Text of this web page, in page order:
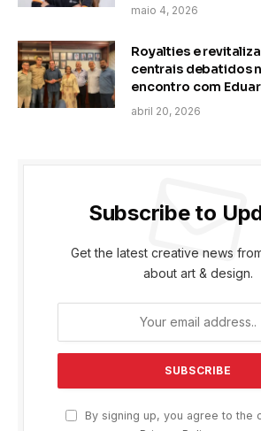
maio 4, 2026
Royalties e
centrais debatidos
encontro com
abril 20, 2026
Subscribe to
Get the latest creative news
about art & design.
By signing up, you agree to the